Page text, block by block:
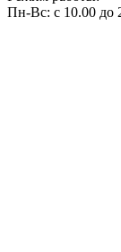
Пн-Вс: с 10.00 до